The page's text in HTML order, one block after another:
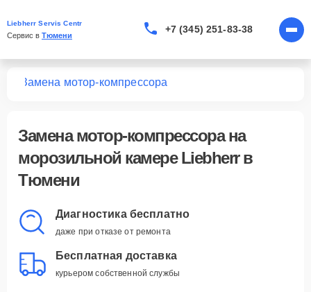
Liebherr Servis Centr
Сервис в Тюмени
+7 (345) 251-83-38
Замена мотор-компрессора
Замена мотор-компрессорана
морозильной камере Liebherr в
Тюмени
Диагностика бесплатно
даже при отказе от ремонта
Бесплатная доставка
курьером собственной службы